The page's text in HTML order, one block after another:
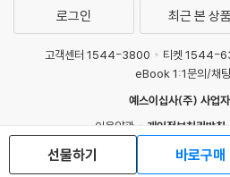
선물하기 바로구매
로그인 최근 본 상품
고객센터 1544-3800 티켓 1544-
eBook 1:1문의/채
예스이십사(주) 사업
이용약관
개인정보처리방침
회사소개
도서홍보
광고